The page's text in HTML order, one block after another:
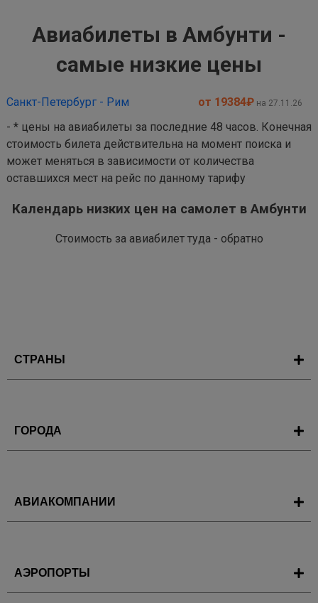
Авиабилеты в Амбунти -
самые низкие цены
Санкт-Петербург - Рим от 19384₽ на 27.11.26
- * цены на авиабилеты за последние 48 часов. Конечная
стоимость билета действительна на момент поиска и
может меняться в зависимости от количества
оставшихся мест на рейс по данному тарифу
Календарь низких цен на самолет в Амбунти
Стоимость за авиабилет туда - обратно
СТРАНЫ
ГОРОДА
АВИАКОМПАНИИ
АЭРОПОРТЫ